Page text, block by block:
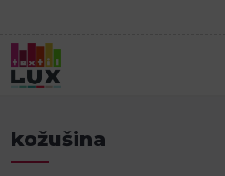
Úvod
kožušina